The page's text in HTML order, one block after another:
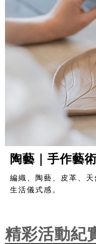
陶藝｜手作藝
編織、陶藝、皮革、
生活儀式感。
精彩活動紀